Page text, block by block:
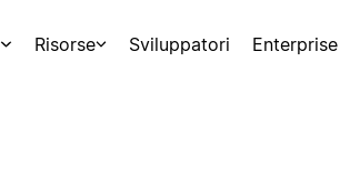
Risorse Sviluppatori Enterprise